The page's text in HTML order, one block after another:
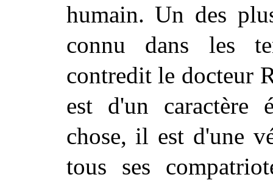
humain. Un des
connu dans les
contredit le docteur
est d'un caractère
chose, il est d'une
tous ses